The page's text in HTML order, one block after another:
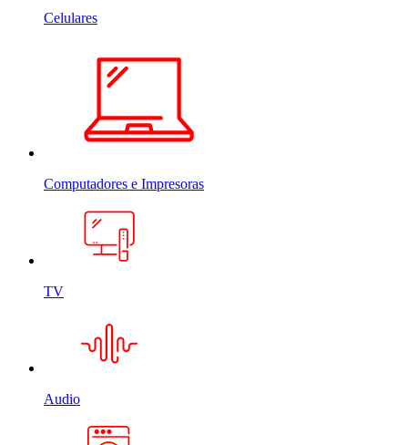
Celulares
Computadores e Impresoras
TV
Audio